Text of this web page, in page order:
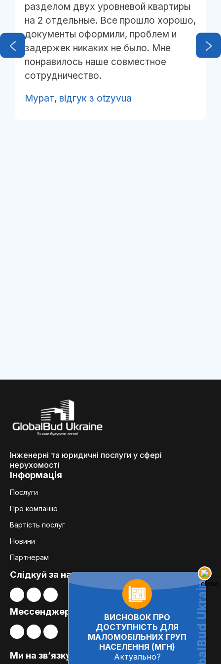
разделом двух уровневой квартиры
на 2 отдельные. Все прошло хорошо,
документы оформили, проблем и
задержек никаких не было. Мне
понравилось наше совместное
сотрудничество.
Мурат, відгук з otzyvua
ВИСНОВОК ПРО
ДОСТУПНІСТЬ ДЛЯ
МАЛОМОБІЛЬНИХ ГРУП
НАСЕЛЕННЯ (МГН)
Актуально?
Інженерні та юридичні послуги у сфері
нерухомості
Інформація
Послуги
Про компанію
Вартість послуг
Новини
Партнерам
Слідкуй за нами:
Мессенджери
Ми на зв’язку